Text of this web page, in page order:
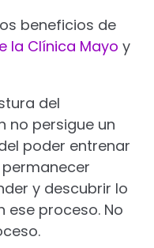
beneficios de
la Clínica Mayo y
del
no persigue un
poder entrenar
y descubrir lo
ese proceso. No